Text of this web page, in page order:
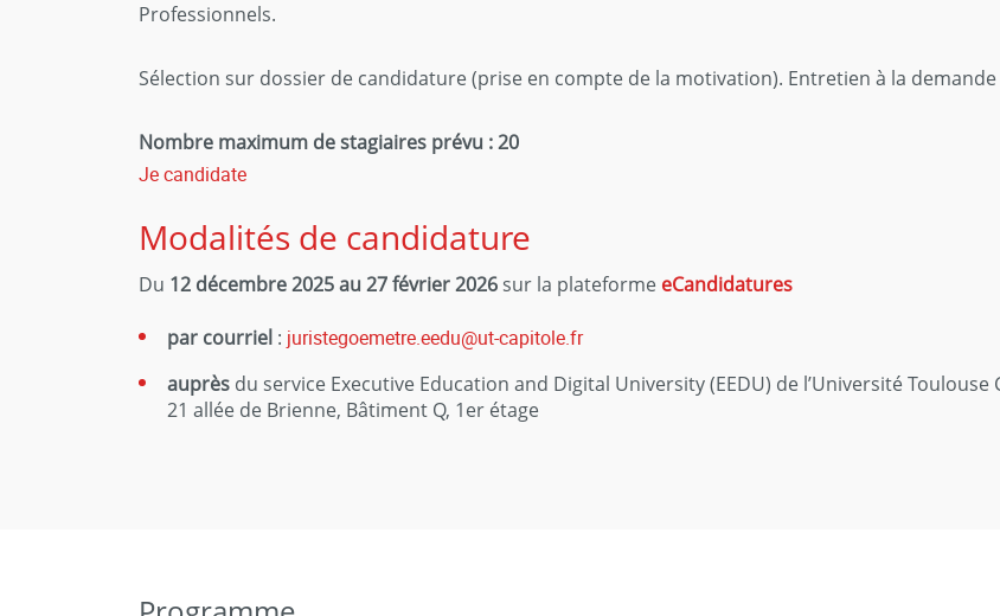
Professionnels.
Sélection sur dossier de candidature (prise en compte de la motivation). Entretien à la
Nombre maximum de stagiaires prévu : 20
Je candidate
Modalités de candidature
Du 12 décembre 2025 au 27 février 2026sur la plateforme eCandidatures
par courriel : juristegoemetre.eedu@ut-capitole.fr
auprès du service Executive Education and Digital University (EEDU) de l’Université Toulouse
21 allée de Brienne, Bâtiment Q, 1er étage